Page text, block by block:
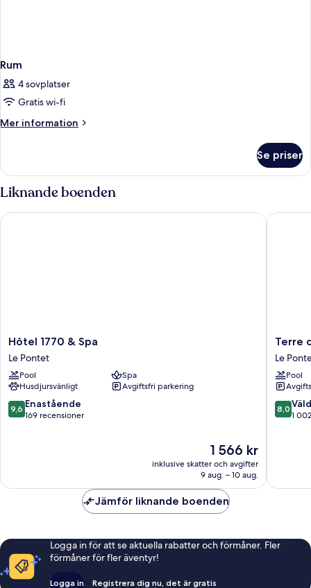
Rum
4 sovplatser
Gratis wi-fi
Mer information
Mer
Se priser
Liknande boenden
Hôtel
1770
&
Spa
Le
Pontet
Hôtel 1770 & Spa
Le Pontet
Pool
Spa
Husdjursvänligt
Avgiftsfri parkering
9.6
av
9,6 Enastående
169 recensioner
Priset
är
1 566 kr
1 566 kr
inklusive skatter och avgifter
9 aug. – 10 aug.
Hôtel 1770 & Spa
Terre
de
Hôtel
&
Spa
Le
Terre
Le
Pool
8.0
av
8,0
1
Terre
Jämför liknande boenden
Logga in för att se aktuella rabatter och förmåner. Fler
förmåner för fler äventyr!
Logga in Registrera dig nu, det är gratis